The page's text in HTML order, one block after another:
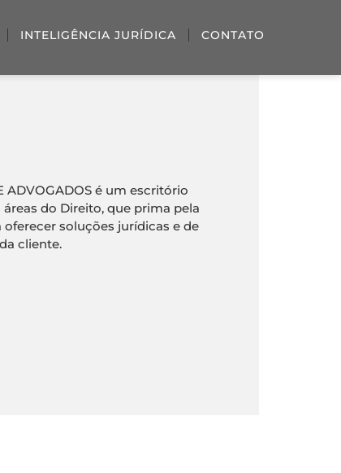
INTELIGÊNCIA JURÍDICA CONTATO
ADVOGADOS é um escritório
do Direito, que prima pela
soluções jurídicas e de
cliente.